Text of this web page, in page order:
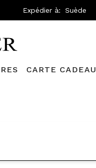
Expédier à:
CARTE CADEAU